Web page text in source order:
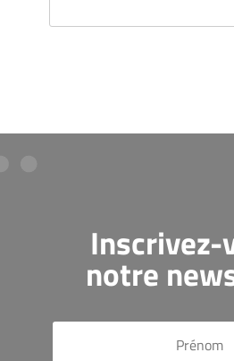
Inscrivez-
notre